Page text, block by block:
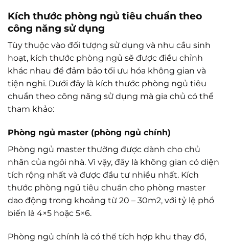
Kích thước phòng ngủ tiêu chuẩn theo
công năng sử dụng
Tùy thuộc vào đối tượng sử dụng và nhu cầu sinh
hoạt, kích thước phòng ngủ sẽ được điều chỉnh
khác nhau để đảm bảo tối ưu hóa không gian và
tiện nghi. Dưới đây là kích thước phòng ngủ tiêu
chuẩn theo công năng sử dụng mà gia chủ có thể
tham khảo:
Phòng ngủ master (phòng ngủ chính)
Phòng ngủ master thường được dành cho chủ
nhân của ngôi nhà. Vì vậy, đây là không gian có diện
tích rộng nhất và được đầu tư nhiều nhất. Kích
thước phòng ngủ tiêu chuẩn cho phòng master
dao động trong khoảng từ 20 – 30m2, với tỷ lệ phổ
biến là 4×5 hoặc 5×6.
Phòng ngủ chính là có thể tích hợp khu thay đồ,